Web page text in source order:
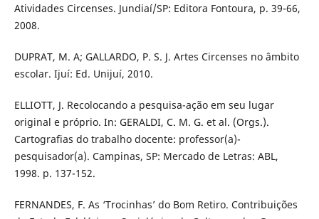
Atividades Circenses. Jundiaí/SP: Editora Fontoura, p. 39-66,
2008.
DUPRAT, M. A; GALLARDO, P. S. J. Artes Circenses no âmbito
escolar. Ijuí: Ed. Unijuí, 2010.
ELLIOTT, J. Recolocando a pesquisa-ação em seu lugar
original e próprio. In: GERALDI, C. M. G. et al. (Orgs.).
Cartografias do trabalho docente: professor(a)-
pesquisador(a). Campinas, SP: Mercado de Letras: ABL,
1998. p. 137-152.
FERNANDES, F. As ‘Trocinhas’ do Bom Retiro. Contribuições